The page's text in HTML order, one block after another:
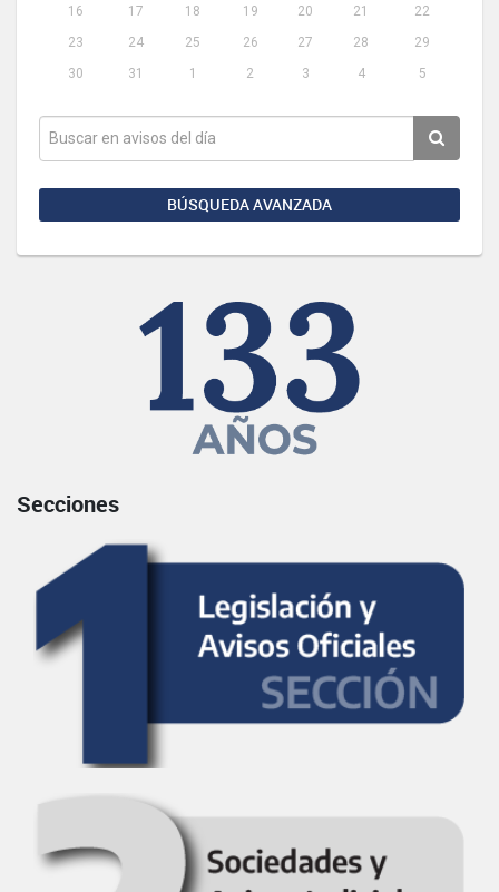
16
17 18 19 20 21
22
23
24 25 26 27 28
29
30
31 1 2 3 4 5
BÚSQUEDA AVANZADA
Secciones